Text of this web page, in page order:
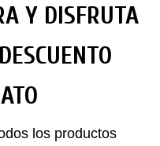
Y DISFRUTA
los productos